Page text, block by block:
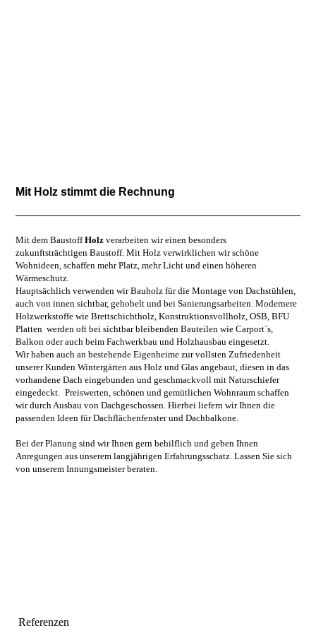
Mit Holz stimmt die Rechnung
Mit dem BaustoffHolz verarbeiten wir einen besonders
zukunftsträchtigen Baustoff. Mit Holz verwirklichen wir schöne
Wohnideen, schaffen mehr Platz, mehr Licht und einen höheren
Wärmeschutz.
Hauptsächlich verwenden wir Bauholz für die Montage von Dachstühlen,
auch von innen sichtbar, gehobelt und bei Sanierungsarbeiten. Modernere
Holzwerkstoffe wie Brettschichtholz, Konstruktionsvollholz, OSB, BFU
Platten werden oft bei sichtbar bleibenden Bauteilen wie Carport`s,
Balkon oder auch beim Fachwerkbau und Holzhausbau eingesetzt.
Wir haben auch an bestehende Eigenheime zur vollsten Zufriedenheit
unserer KundenWintergärten aus Holz und Glas angebaut, diesen in das
vorhandene Dach eingebunden und geschmackvoll mit Naturschiefer
eingedeckt. Preiswerten, schönen und gemütlichen Wohnraum schaffen
wir durch Ausbau von Dachgeschossen. Hierbeiliefern wir Ihnen die
passenden Ideen fürDachflächenfenster und Dachbalkone.
Bei der Planung sind wir Ihnen gern behilflich und geben Ihnen
Anregungen aus unserem langjährigen Erfahrungsschatz. Lassen Sie sich
von unserem Innungsmeister beraten.
Referenzen